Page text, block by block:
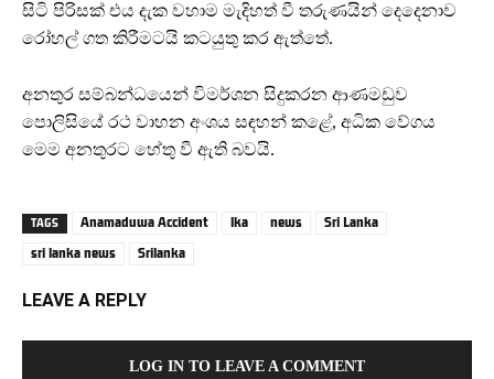
සිටි පිරිසක් එය දැක වහාම මැදිහත් වී තරුණයින් දෙදෙනාව
රෝහල් ගත කිරීමටයි කටයුතු කර ඇත්තේ.
අනතුර සම්බන්ධයෙන් විමර්ශන සිදුකරන ආණමඩුව
පොලිසියේ රථ වාහන අංශය සඳහන් කළේ, අධික වේගය
මෙම අනතුරට හේතු වී ඇති බවයි.
TAGS Anamaduwa Accident lka news
Sri Lanka
sri lanka news
Srilanka
LEAVE A REPLY
LOG IN TO LEAVE A COMMENT